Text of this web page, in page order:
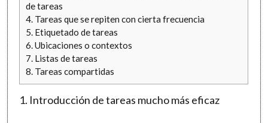
de tareas
4. Tareas que se repiten con cierta frecuencia
5. Etiquetado de tareas
6. Ubicaciones o contextos
7. Listas de tareas
8. Tareas compartidas
1. Introducción de tareas mucho más eficaz